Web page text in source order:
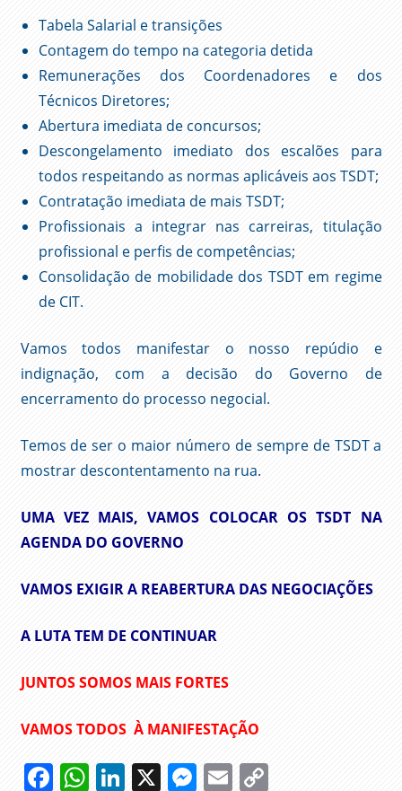
Tabela Salarial e transições
Contagem do tempo na categoria detida
Remunerações dos Coordenadores e dos
Técnicos Diretores;
Abertura imediata de concursos;
Descongelamento imediato dos escalões para
todos respeitando as normas aplicáveis aos TSDT;
Contratação imediata de mais TSDT;
Profissionais a integrar nas carreiras, titulação
profissional e perfis de competências;
Consolidação de mobilidade dos TSDT em regime
de CIT.
Vamos todos manifestar o nosso repúdio e
indignação, com a decisão do Governo de
encerramento do processo negocial.
Temos de ser o maior número de sempre de TSDT a
mostrar descontentamento na rua.
UMA VEZ MAIS, VAMOS COLOCAR OS TSDT NA
AGENDA DO GOVERNO
VAMOS EXIGIR A REABERTURA DAS NEGOCIAÇÕES
A LUTA TEM DE CONTINUAR
JUNTOS SOMOS MAIS FORTES
VAMOS TODOS À MANIFESTAÇÃO
Facebook
WhatsApp
LinkedIn
X Messenger
EmailCopy